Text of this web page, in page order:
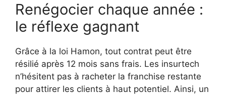
Renégocier chaque année :
le réflexe gagnant
Grâce à la loi Hamon, tout contrat peut être
résilié après 12 mois sans frais. Les insurtech
n’hésitent pas à racheter la franchise restante
pour attirer les clients à haut potentiel. Ainsi, un